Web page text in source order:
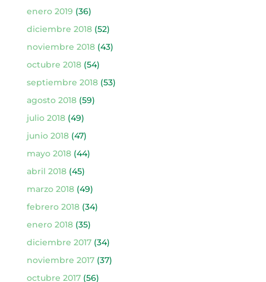
enero 2019 (36)
diciembre 2018(52)
noviembre 2018(43)
octubre 2018(54)
septiembre 2018(53)
agosto 2018(59)
julio 2018(49)
junio 2018(47)
mayo 2018(44)
abril 2018(45)
marzo 2018(49)
febrero 2018(34)
enero 2018(35)
diciembre 2017(34)
noviembre 2017(37)
octubre 2017(56)